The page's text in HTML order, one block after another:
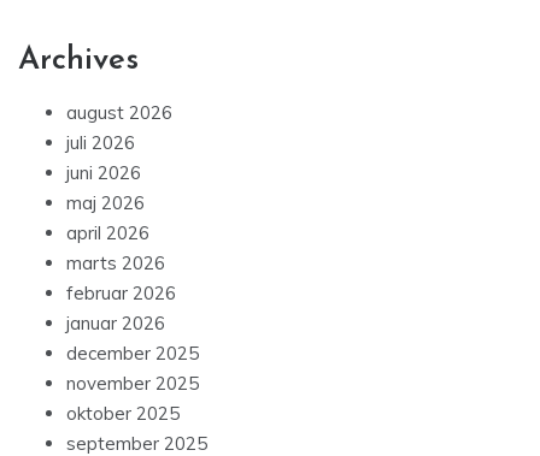
Archives
august 2026
juli 2026
juni 2026
maj 2026
april 2026
marts 2026
februar 2026
januar 2026
december 2025
november 2025
oktober 2025
september 2025